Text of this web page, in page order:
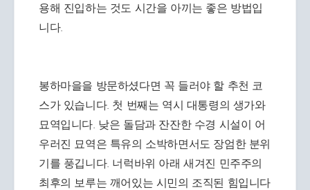
용해 진입하는 것도 시간을 아끼는 좋은 방법입
니다.
봉하마을을 방문하셨다면 꼭 들러야 할 추천 코
스가 있습니다. 첫 번째는 역시 대통령의 생가와
묘역입니다. 낮은 돌담과 잔잔한 수경 시설이 어
우러진 묘역은 특유의 소박하면서도 장엄한 분위
기를 풍깁니다. 너럭바위 아래 새겨진 민주주의
최후의 보루는 깨어있는 시민의 조직된 힘입니다